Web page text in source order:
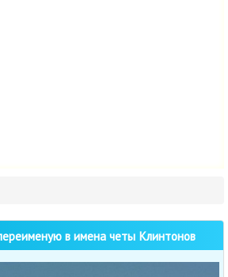
в имена четы Клинтонов